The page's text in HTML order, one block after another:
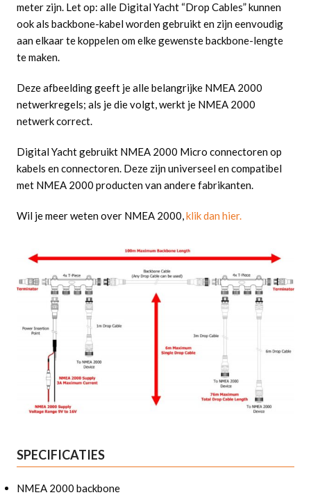
meter zijn. Let op: alle Digital Yacht “Drop Cables” kunnen
ook als backbone-kabel worden gebruikt en zijn eenvoudig
aan elkaar te koppelen om elke gewenste backbone-lengte
te maken.
Deze afbeelding geeft je alle belangrijke NMEA 2000
netwerkregels; als je die volgt, werkt je NMEA 2000
netwerk correct.
Digital Yacht gebruikt NMEA 2000 Micro connectoren op
kabels en connectoren. Deze zijn universeel en compatibel
met NMEA 2000 producten van andere fabrikanten.
Wil je meer weten over NMEA 2000,klik dan hier.
SPECIFICATIES
NMEA 2000 backbone